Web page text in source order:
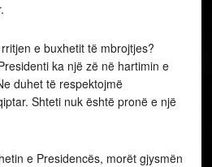
e buxhetit të mbrojtjes?
ka një zë në hartimin e
duhet të respektojmë
Shteti nuk është pronë e një
e Presidencës, morët gjysmën